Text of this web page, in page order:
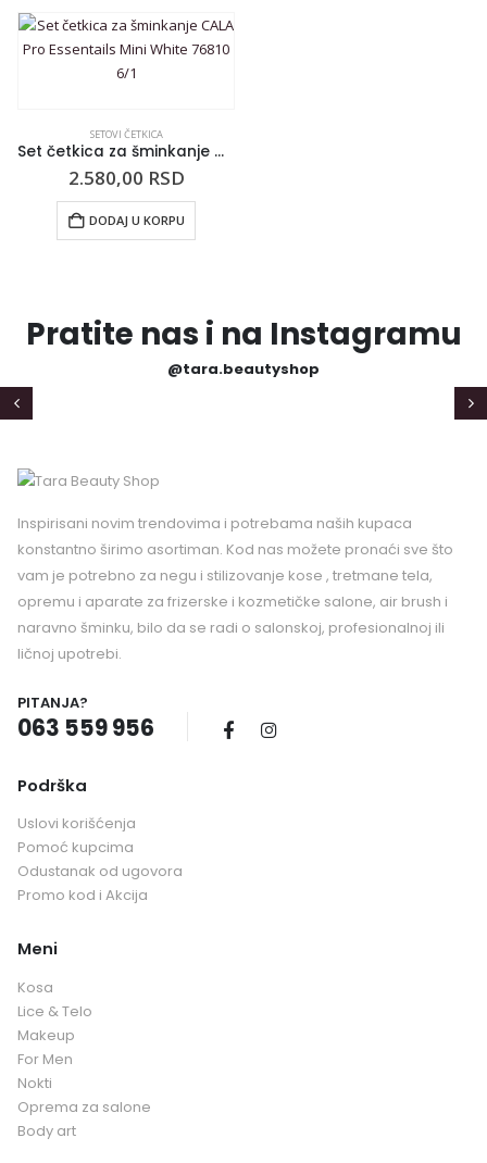
SETOVI ČETKICA
Set četkica za šminkanje CALA Pro Essentails Mini White 76810 6/1
2.580,00 RSD
DODAJ U KORPU
Pratite nas i na Instagramu
@tara.beautyshop
Inspirisani novim trendovima i potrebama naših kupaca
konstantno širimo asortiman. Kod nas možete pronaći sve što
vam je potrebno za negu i stilizovanje kose , tretmane tela,
opremu i aparate za frizerske i kozmetičke salone, air brush i
naravno šminku, bilo da se radi o salonskoj, profesionalnoj ili
ličnoj upotrebi.
PITANJA?
063 559 956
Podrška
Uslovi korišćenja
Pomoć kupcima
Odustanak od ugovora
Promo kod i Akcija
Meni
Kosa
Lice & Telo
Makeup
For Men
Nokti
Oprema za salone
Body art